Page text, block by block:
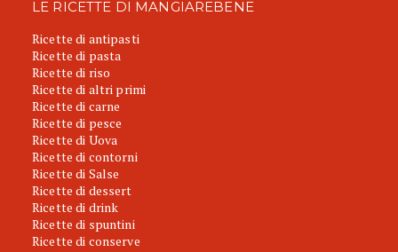
LE RICETTE DI MANGIAREBENE
Ricette di antipasti
Ricette di pasta
Ricette di riso
Ricette di altri primi
Ricette di carne
Ricette di pesce
Ricette di Uova
Ricette di contorni
Ricette di Salse
Ricette di dessert
Ricette di drink
Ricette di spuntini
Ricette di conserve